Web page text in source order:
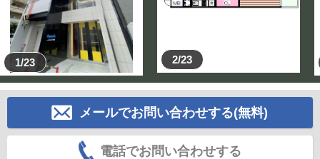
1/23 2/23
メールでお問い合わせする(無料)
電話でお問い合わせする